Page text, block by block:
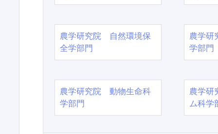
農学研究院 自然環境保
全学部門
農学
学部門
農学研究院 動物生命科
学部門
農学
ム科学